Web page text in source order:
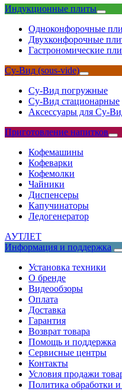
Индукционные плиты
Одноконфорочные
Двухконфорочные
Гастрономические
Су-Вид (sous-vide)
Су-Вид погружные
Су-Вид стационарные
Аксессуары для Су-
Приготовление напитков
Кофемашины
Кофеварки
Кофемолки
Чайники
Диспенсеры
Капучинаторы
Ледогенератор
АУТЛЕТ
Информация и поддержка
Установка техники
О бренде
Видеообзоры
Оплата
Доставка
Гарантия
Возврат товара
Помощь и поддержка
Сервисные центры
Контакты
Условия продажи
Политика обработки